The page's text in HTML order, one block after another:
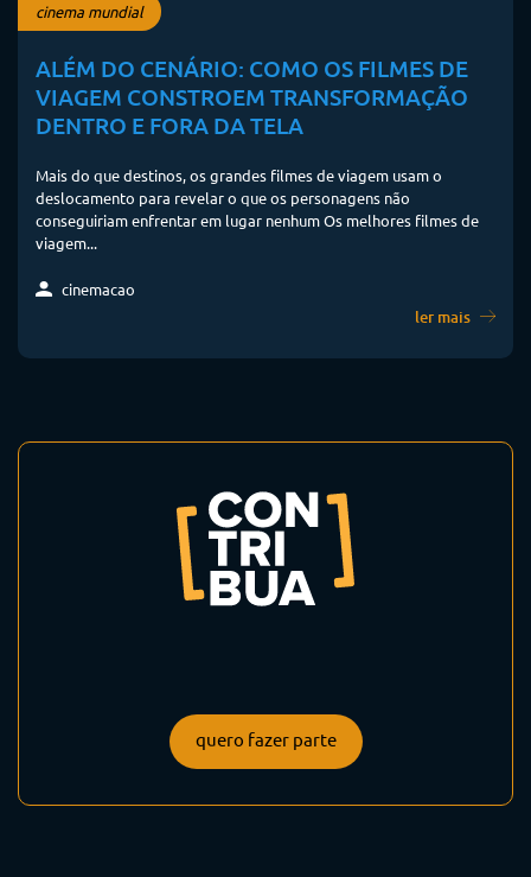
cinema mundial
ALÉM DO CENÁRIO: COMO OS FILMES DE
VIAGEM CONSTROEM TRANSFORMAÇÃO
DENTRO E FORA DA TELA
Mais do que destinos, os grandes filmes de viagem usam o
deslocamento para revelar o que os personagens não
conseguiriam enfrentar em lugar nenhum Os melhores filmes de
viagem...
cinemacao
ler mais
quero fazer parte